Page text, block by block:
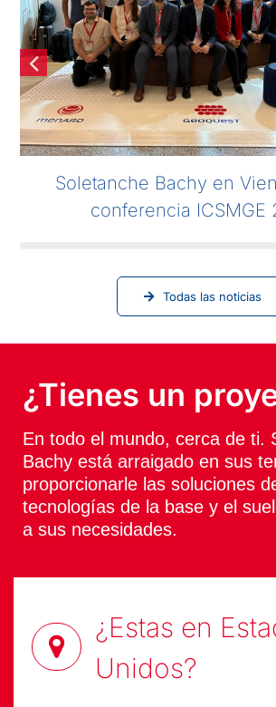
Soletanche Bachy en
conferencia ICSMGE
Todas las noticias
¿Tienes un
En todo el mundo, cerca de ti.
Bachy está arraigado en sus
proporcionarle las soluciones
tecnologías de la base y el
a sus necesidades.
¿Estas en
Unidos?